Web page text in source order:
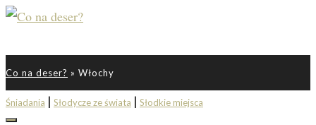
Co na deser? » Włochy
Śniadania | Słodycze ze świata | Słodkie miejsca